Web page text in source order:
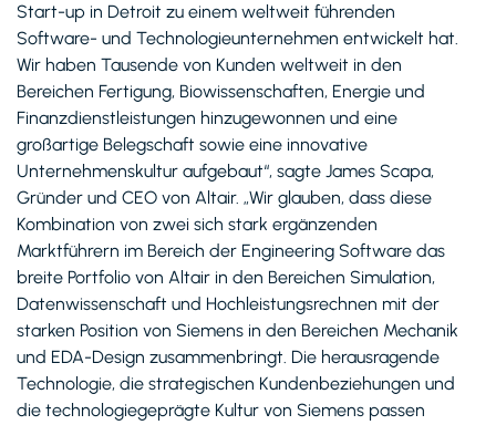
Start-up in Detroit zu einem weltweit führenden
Software- und Technologieunternehmen entwickelt hat.
Wir haben Tausende von Kunden weltweit in den
Bereichen Fertigung, Biowissenschaften, Energie und
Finanzdienstleistungen hinzugewonnen und eine
großartige Belegschaft sowie eine innovative
Unternehmenskultur aufgebaut“, sagte James Scapa,
Gründer und CEO von Altair. „Wir glauben, dass diese
Kombination von zwei sich stark ergänzenden
Marktführern im Bereich der Engineering Software das
breite Portfolio von Altair in den Bereichen Simulation,
Datenwissenschaft und Hochleistungsrechnen mit der
starken Position von Siemens in den Bereichen Mechanik
und EDA-Design zusammenbringt. Die herausragende
Technologie, die strategischen Kundenbeziehungen und
die technologiegeprägte Kultur von Siemens passen